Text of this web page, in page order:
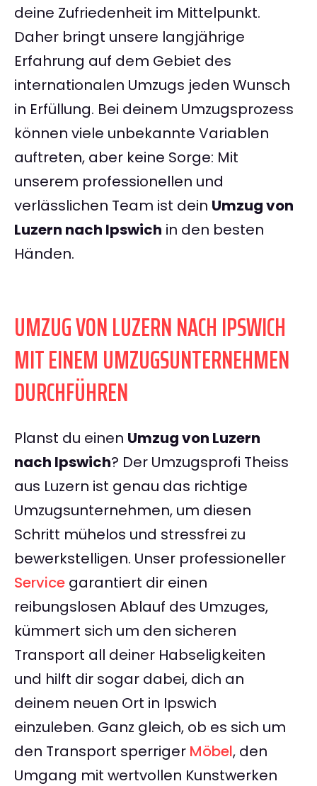
deine Zufriedenheit im Mittelpunkt.
Daher bringt unsere langjährige
Erfahrung auf dem Gebiet des
internationalen Umzugs jeden Wunsch
in Erfüllung. Bei deinem Umzugsprozess
können viele unbekannte Variablen
auftreten, aber keine Sorge: Mit
unserem professionellen und
verlässlichen Team ist dein Umzug von
Luzern nach Ipswich in den besten
Händen.
UMZUG VON LUZERN NACH IPSWICH
MIT EINEM UMZUGSUNTERNEHMEN
DURCHFÜHREN
Planst du einen Umzug von Luzern
nach Ipswich? Der Umzugsprofi Theiss
aus Luzern ist genau das richtige
Umzugsunternehmen, um diesen
Schritt mühelos und stressfrei zu
bewerkstelligen. Unser professioneller
Service garantiert dir einen
reibungslosen Ablauf des Umzuges,
kümmert sich um den sicheren
Transport all deiner Habseligkeiten
und hilft dir sogar dabei, dich an
deinem neuen Ort in Ipswich
einzuleben. Ganz gleich, ob es sich um
den Transport sperriger Möbel, den
Umgang mit wertvollen Kunstwerken